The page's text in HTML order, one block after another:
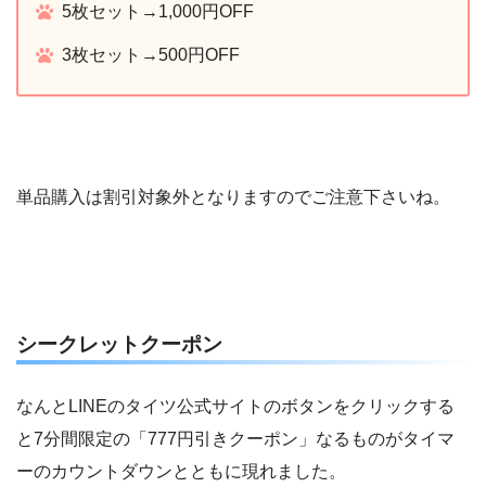
5枚セット→1,000円OFF
3枚セット→500円OFF
単品購入は割引対象外となりますのでご注意下さいね。
シークレットクーポン
なんとLINEのタイツ公式サイトのボタンをクリックする
と7分間限定の「777円引きクーポン」なるものがタイマ
ーのカウントダウンとともに現れました。